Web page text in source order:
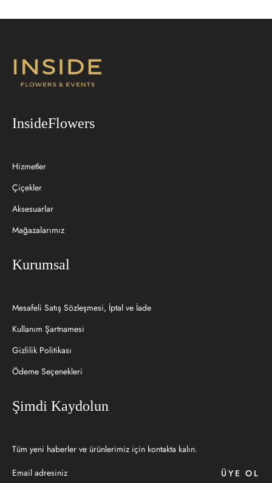
InsideFlowers
Hizmetler
Çiçekler
Aksesuarlar
Mağazalarımız
Kurumsal
Mesafeli Satış Sözleşmesi, İptal ve İade
Kullanım Şartnamesi
Gizlilik Politikası
Ödeme Seçenekleri
Şimdi Kaydolun
Tüm yeni haberler ve ürünlerimiz için kontakta kalın.
ÜYE OL